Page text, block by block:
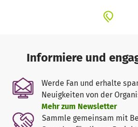
den Erhalt unterstützen wollt, freuen
Herzlichen Dank für eure
Informiere und
Werde Fan und erhalte
Neuigkeiten von der
Mehr zum Newsletter
Sammle gemeinsam mit